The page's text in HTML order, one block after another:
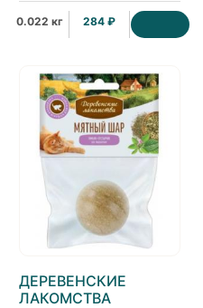
солодки
0.022 кг 284 ₽
ДЕРЕВЕНСКИЕ
ЛАКОМСТВА